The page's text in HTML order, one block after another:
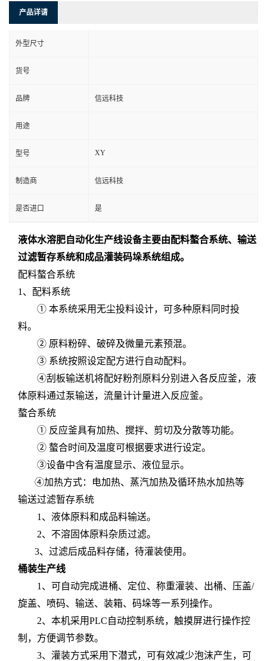
产品详请
外型尺寸
货号
品牌 信远科技
用途
型号 XY
制造商 信远科技
是否进口 是
液体水溶肥自动化生产线设备主要由配料螯合系统、输送
过滤暂存系统和成品灌装码垛系统组成。
配料螯合系统
1 、配料系统
① 本系统采用无尘投料设计，可多种原料同时投
料。
② 原料粉碎、破碎及微量元素预混。
③ 系统按照设定配方进行自动配料。
④刮板输送机将配好粉剂原料分别进入各反应釜，液
体原料通过泵输送，流量计计量进入反应釜。
螯合系统
① 反应釜具有加热、搅拌、剪切及分散等功能。
② 螯合时间及温度可根据要求进行设定。
③设备中含有温度显示、液位显示。
④加热方式：电加热、蒸汽加热及循环热水加热等
输送过滤暂存系统
1 、液体原料和成品料输送。
2、不溶固体原料杂质过滤。
3、过滤后成品料存储，待灌装使用。
桶装生产线
1 、可自动完成进桶、定位、称重灌装、出桶、压盖/
旋盖、喷码、输送、装箱、码垛等一系列操作。
2、本机采用PLC自动控制系统，触摸屏进行操作控
制，方便调节参数。
3、灌装方式采用下潜式，可有效减少泡沫产生，可